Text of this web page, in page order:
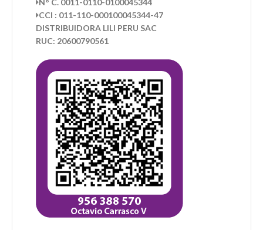
N° C. 0011-0110-0100045344
CCI : 011-110-000100045344-47
DISTRIBUIDORA LILI PERU SAC
RUC: 20600790561